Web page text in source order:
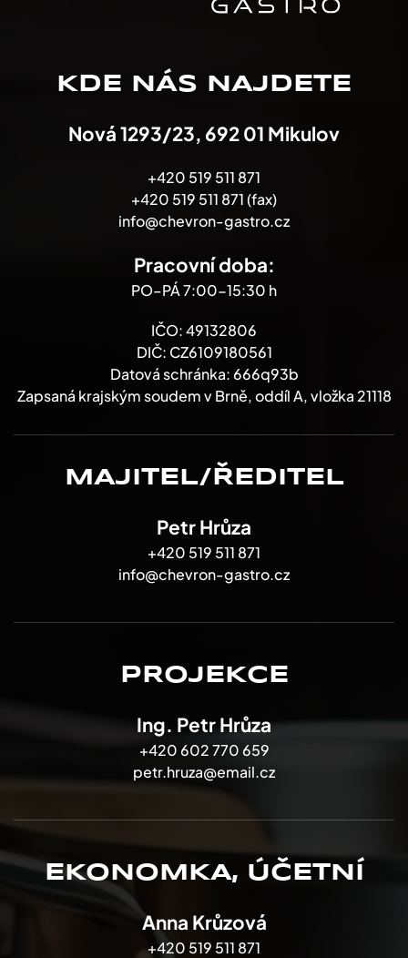
KDE NÁS NAJDETE
Nová 1293/23, 692 01 Mikulov
+420 519 511 871
+420 519 511 871 (fax)
info@chevron-gastro.cz
Pracovní doba:
PO–PÁ 7:00-15:30 h
IČO: 49132806
DIČ: CZ6109180561
Datová schránka: 666q93b
Zapsaná krajským soudem v Brně, oddíl A, vložka 21118
MAJITEL/ŘEDITEL
Petr Hrůza
+420 519 511 871
info@chevron-gastro.cz
PROJEKCE
Ing. Petr Hrůza
+420 602 770 659
petr.hruza@email.cz
EKONOMKA, ÚČETNÍ
Anna Krůzová
+420 519 511 871